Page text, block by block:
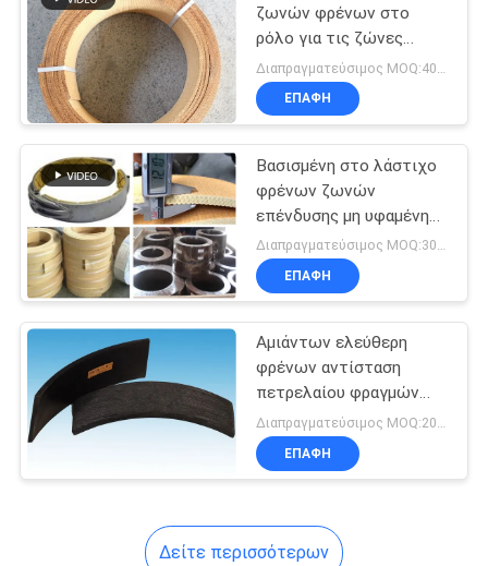
Στόλισμα
δαχτυλιδιών με
σφραγιδόλιθο
10
Ελεύθερη
επένδυση φρένων
αμιάντων
ζωνών φρένων στο
ρόλο για τις ζώνες
φρένων γερανών
βαρκών σκαφών
ΕΠΑΦΉ
Βασισμένη στο λάστιχο
φρένων ζωνών
επένδυσης μη υφαμένη
αμίαντος φρένων
επένδυση ζωνών
φρένων επένδυσης
Διαπραγματεύσιμος MOQ:300 κλ
ΕΠΑΦΉ
Αμιάντων ελεύθερη
φρένων αντίσταση
πετρελαίου φραγμών
υλική για τους οδηγούς
σωρών
Διαπραγματεύσιμος MOQ:200 PC
ΕΠΑΦΉ
Δείτε περισσότερων